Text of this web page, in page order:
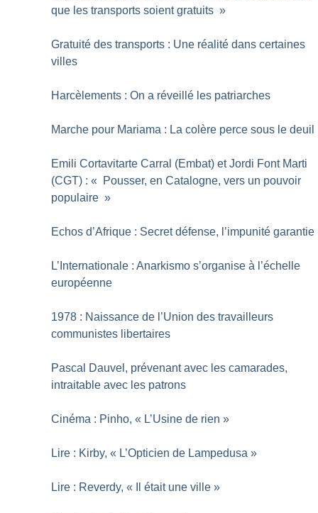
que les transports soient gratuits »
Gratuité des transports : Une réalité dans certaines
villes
Harcèlements : On a réveillé les patriarches
Marche pour Mariama : La colère perce sous le deuil
Emili Cortavitarte Carral (Embat) et Jordi Font Marti
(CGT) : «
Pousser, en Catalogne, vers un pouvoir
populaire »
Echos d’Afrique : Secret défense, l’impunité garantie
L’Internationale : Anarkismo s’organise à l’échelle
européenne
1978 : Naissance de l’Union des travailleurs
communistes libertaires
Pascal Dauvel, prévenant avec les camarades,
intraitable avec les patrons
Cinéma : Pinho, « L’Usine de rien »
Lire : Kirby, « L’Opticien de Lampedusa »
Lire : Reverdy, « Il était une ville »